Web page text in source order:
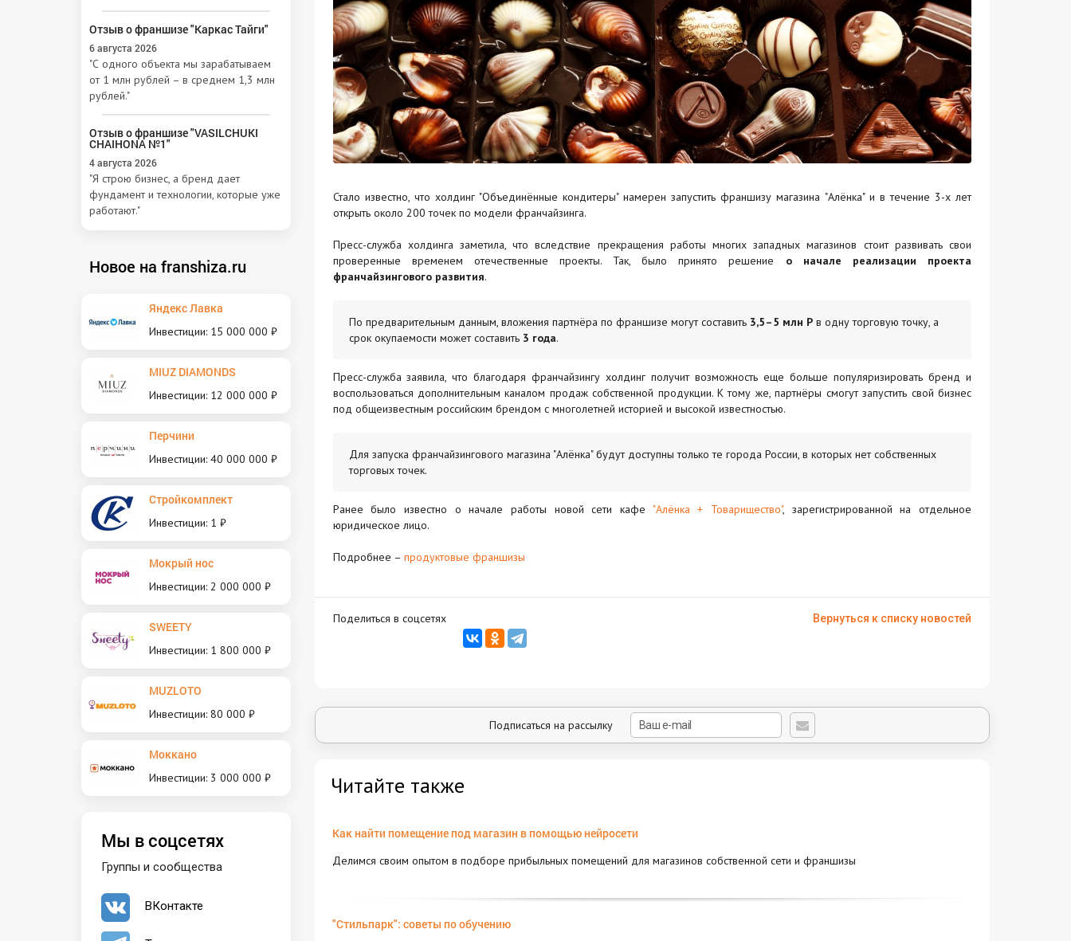
Стало известно, что холдинг "Объединённые кондитеры" намерен запустить франшизу магазина "Алёнка" и в течение 3-х лет
открыть около 200 точек по модели франчайзинга.
Пресс-служба холдинга заметила, что вследствие прекращения работы многих западных магазинов стоит развивать свои
проверенные временем отечественные проекты. Так, было принято решение о начале реализации проекта
франчайзингового развития.
По предварительным данным, вложения партнёра по франшизе могут составить3,5–5 млн Р в одну торговую точку, а
срок окупаемости может составить 3 года.
Пресс-служба заявила, что благодаря франчайзингу холдинг получит возможность еще больше популяризировать бренд и
воспользоваться дополнительным каналом продаж собственной продукции. К тому же, партнёры смогут запустить свой бизнес
под общеизвестным российским брендом с многолетней историей и высокой известностью.
Для запуска франчайзингового магазина "Алёнка" будут доступны только те города России, в которых нет собственных
торговых точек.
Ранее было известно о начале работы новой сети кафе "Алёнка + Товарищество", зарегистрированной на отдельное
юридическое лицо.
Подробнее – продуктовые франшизы
Поделиться в соцсетях Вернуться к списку новостей
Подписаться на рассылку
Читайте также
Как найти помещение под магазин в помощью нейросети
Делимся своим опытом в подборе прибыльных помещений для магазинов собственной сети и франшизы
"Стильпарк": советы по обучению
Отзыв о франшизе "Каркас Тайги"
6 августа 2026
"С одного объекта мы зарабатываем
от 1 млн рублей – в среднем 1,3 млн
рублей."
Отзыв о франшизе "VASILCHUKI
CHAIHONA №1"
4 августа 2026
"Я строю бизнес, а бренд дает
фундамент и технологии, которые уже
работают."
Новое на franshiza.ru
Яндекс Лавка
Инвестиции: 15 000 000 ₽
MIUZ DIAMONDS
Инвестиции: 12 000 000 ₽
Перчини
Инвестиции: 40 000 000 ₽
Стройкомплект
Инвестиции: 1 ₽
Мокрый нос
Инвестиции: 2 000 000 ₽
SWEETY
Инвестиции: 1 800 000 ₽
MUZLOTO
Инвестиции: 80 000 ₽
Моккано
Инвестиции: 3 000 000 ₽
Мы в соцсетях
Группы и сообщества
ВКонтакте